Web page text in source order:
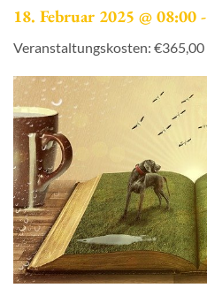
18. Februar 2025 @ 08:00 -
Veranstaltungskosten: €365,00